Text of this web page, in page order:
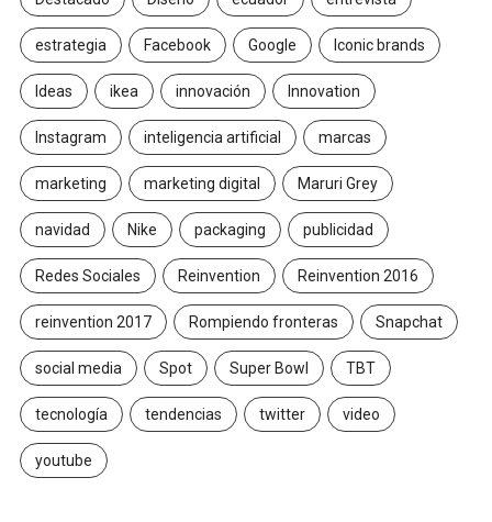
estrategia Facebook Google Iconic brands
Ideas ikea innovación Innovation
Instagram inteligencia artificial marcas
marketing marketing digital Maruri Grey
navidad Nike packaging publicidad
Redes Sociales Reinvention Reinvention 2016
reinvention 2017 Rompiendo fronteras Snapchat
social media Spot Super Bowl TBT
tecnología tendencias twitter video
youtube